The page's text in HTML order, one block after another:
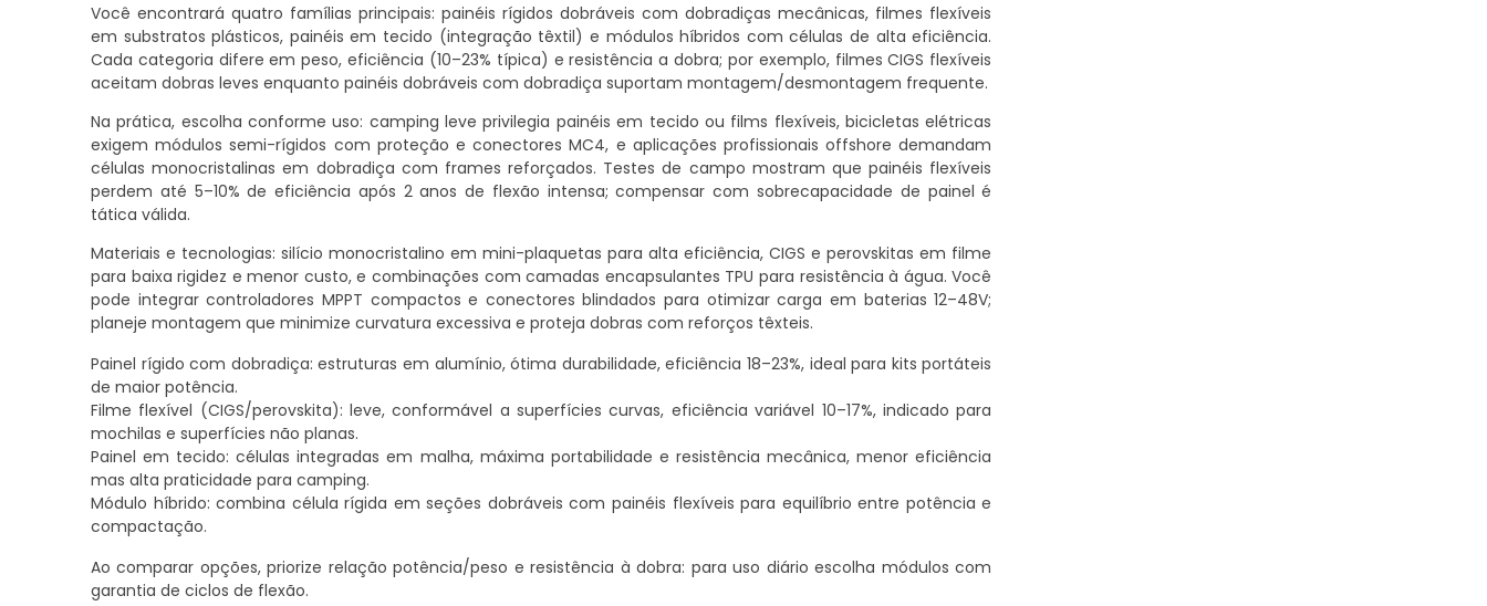
Você encontrará quatro famílias principais: painéis rígidos dobráveis com dobradiças mecânicas, filmes flexíveis
em substratos plásticos, painéis em tecido (integração têxtil) e módulos híbridos com células de alta eficiência.
Cada categoria difere em peso, eficiência (10–23% típica) e resistência a dobra; por exemplo, filmes CIGS flexíveis
aceitam dobras leves enquanto painéis dobráveis com dobradiça suportam montagem/desmontagem frequente.
Na prática, escolha conforme uso: camping leve privilegia painéis em tecido ou films flexíveis, bicicletas elétricas
exigem módulos semi-rígidos com proteção e conectores MC4, e aplicações profissionais offshore demandam
células monocristalinas em dobradiça com frames reforçados. Testes de campo mostram que painéis flexíveis
perdem até 5–10% de eficiência após 2 anos de flexão intensa; compensar com sobrecapacidade de painel é
tática válida.
Materiais e tecnologias: silício monocristalino em mini-plaquetas para alta eficiência, CIGS e perovskitas em filme
para baixa rigidez e menor custo, e combinações com camadas encapsulantes TPU para resistência à água. Você
pode integrar controladores MPPT compactos e conectores blindados para otimizar carga em baterias 12–48V;
planeje montagem que minimize curvatura excessiva e proteja dobras com reforços têxteis.
Painel rígido com dobradiça: estruturas em alumínio, ótima durabilidade, eficiência 18–23%, ideal para kits portáteis
de maior potência.
Filme flexível (CIGS/perovskita): leve, conformável a superfícies curvas, eficiência variável 10–17%, indicado para
mochilas e superfícies não planas.
Painel em tecido: células integradas em malha, máxima portabilidade e resistência mecânica, menor eficiência
mas alta praticidade para camping.
Módulo híbrido: combina célula rígida em seções dobráveis com painéis flexíveis para equilíbrio entre potência e
compactação.
Ao comparar opções, priorize relação potência/peso e resistência à dobra: para uso diário escolha módulos com
garantia de ciclos de flexão.